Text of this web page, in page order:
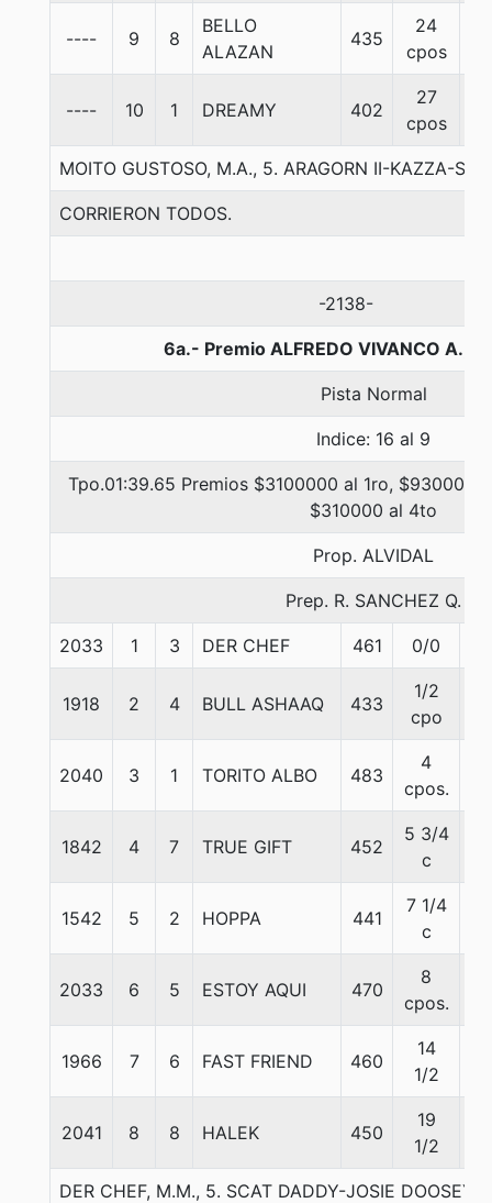
---- 9 8
BELLO
ALAZAN
435
24
cpos
---- 10 1 DREAMY 402
27
cpos
MOITO GUSTOSO, M.A., 5. ARAGORN II-KAZZA-SIR
CORRIERON TODOS.
-2138-
6a.- Premio ALFREDO VIVANCO A.,
Pista Normal
Indice: 16 al 9
Tpo.01:39.65 Premios $3100000 al 1ro, $930000
$310000 al 4to
Prop. ALVIDAL
Prep. R. SANCHEZ Q.
2033 1 3 DER CHEF 461 0/0
1918 2 4 BULL ASHAAQ 433
1/2
cpo
2040 3 1 TORITO ALBO 483
4
cpos.
1842 4 7 TRUE GIFT 452
5 3/4
c
1542 5 2 HOPPA 441
7 1/4
c
2033 6 5 ESTOY AQUI 470
8
cpos.
1966 7 6 FAST FRIEND 460
14
1/2
2041 8 8 HALEK 450
19
1/2
DER CHEF, M.M., 5. SCAT DADDY-JOSIE DOOSEY-